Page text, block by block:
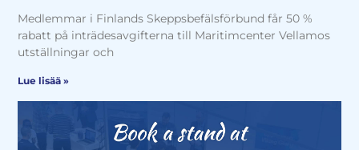
Medlemmar i Finlands Skeppsbefälsförbund får 50 %
rabatt på inträdesavgifterna till Maritimcenter Vellamos
utställningar och
Lue lisää »